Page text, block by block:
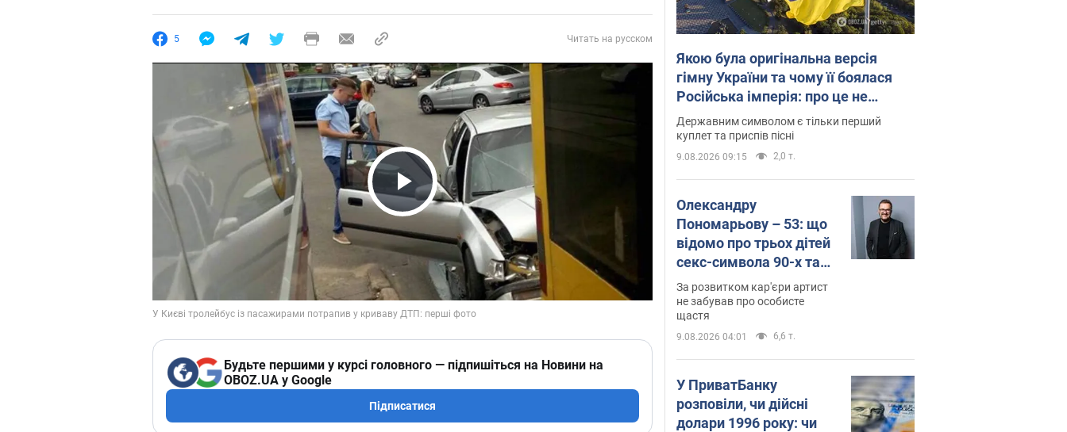
5 Читать на русском
Play Video
Будьте першими у курсі головного — підпишіться на Новини на
OBOZ.UA у Google
Підписатися
Якою була оригінальна версія
гімну України та чому її боялася
Російська імперія: про це не
розповідають у школі
Державним символом є тільки перший
куплет та приспів пісні
9.08.2026 09:15 2,0 т.
Олександру
Пономарьову – 53: що
відомо про трьох дітей
секс-символа 90-х та
який вигляд вони
мають
За розвитком кар'єри артист
не забував про особисте
щастя
9.08.2026 04:01 6,6 т.
У ПриватБанку
розповіли, чи дійсні
долари 1996 року: чи